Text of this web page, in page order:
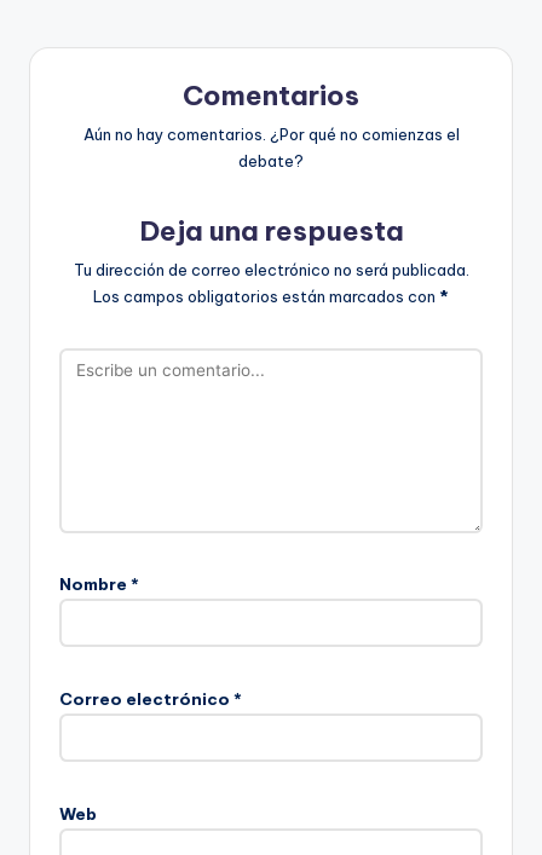
Comentarios
Aún no hay comentarios. ¿Por qué no comienzas el
debate?
Deja una respuesta
Tu dirección de correo electrónico no será publicada.
Los campos obligatorios están marcados con *
Nombre *
Correo electrónico *
Web